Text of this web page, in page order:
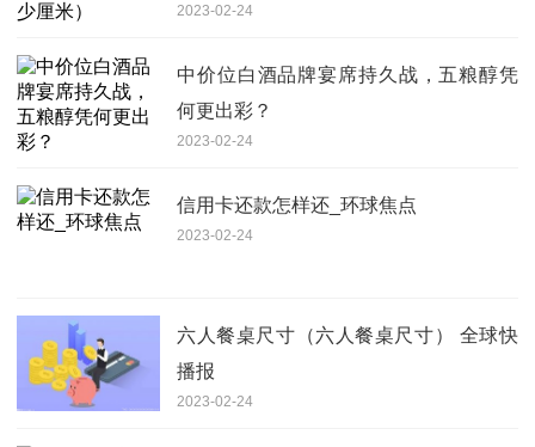
2023-02-24
中价位白酒品牌宴席持久战，五粮醇凭
何更出彩？
2023-02-24
信用卡还款怎样还_环球焦点
2023-02-24
六人餐桌尺寸（六人餐桌尺寸） 全球快
播报
2023-02-24